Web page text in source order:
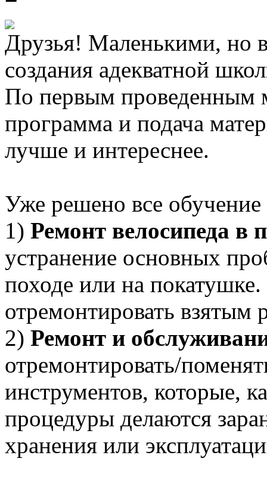
Друзья! Маленькими, но
создания адекватной
По первым проведенным
программа и подача
лучше и интереснее.
Уже решено все обучение
1) Ремонт велосипеда в
устранение основных
походе или на
отремонтировать взятым
2) Ремонт и
отремонтировать/
инструментов, которые,
процедуры делаются
хранения или